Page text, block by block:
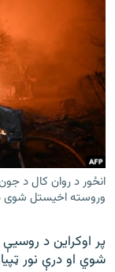
انځور د روان کال د
وروسته اخیستل شوی
پر اوکراین د
شوي او درې نور